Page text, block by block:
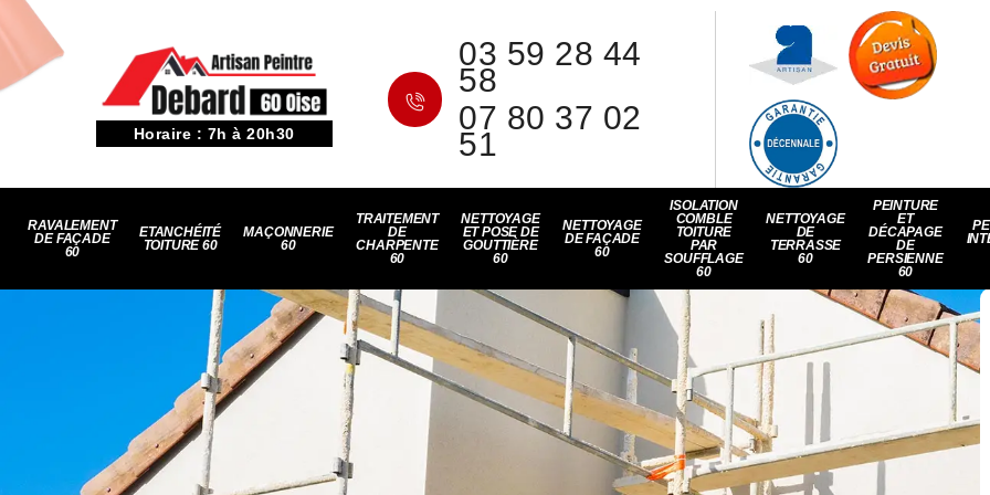
Horaire : 7h à 20h30
03 59 28 44
58
07 80 37 02
51
RAVALEMENT
DE FAÇADE
60
ETANCHÉITÉ
TOITURE 60
MAÇONNERIE
60
TRAITEMENT
DE
CHARPENTE
60
NETTOYAGE
ET POSE DE
GOUTTIÈRE
60
NETTOYAGE
DE FAÇADE
60
ISOLATION
COMBLE
TOITURE
PAR
SOUFFLAGE
60
NETTOYAGE
DE
TERRASSE
60
PEINTURE
ET
DÉCAPAGE
DE
PERSIENNE
60